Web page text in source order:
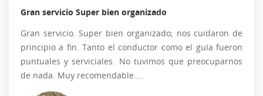
Gran servicio Super bien organizado
Gran servicio. Super bien organizado; nos cuidaron de
principio a fin. Tanto el conductor como el guía fueron
puntuales y serviciales. No tuvimos que preocuparnos
de nada. Muy recomendable....